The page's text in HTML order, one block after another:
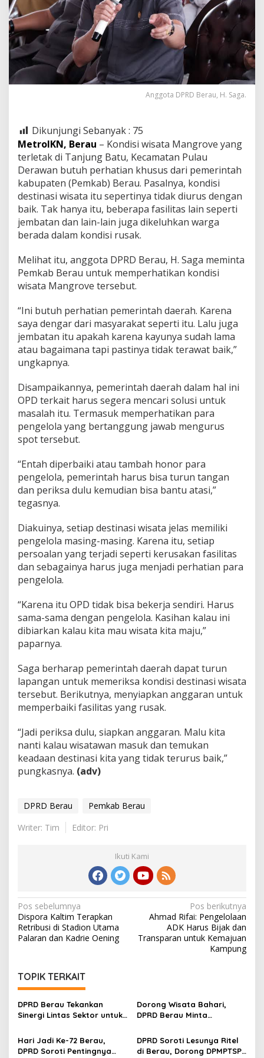
Anggota DPRD Berau, H. Saga.
Dikunjungi Sebanyak : 75
MetroIKN, Berau – Kondisi wisata Mangrove yang
terletak di Tanjung Batu, Kecamatan Pulau
Derawan butuh perhatian khusus dari pemerintah
kabupaten (Pemkab) Berau. Pasalnya, kondisi
destinasi wisata itu sepertinya tidak diurus dengan
baik. Tak hanya itu, beberapa fasilitas lain seperti
jembatan dan lain-lain juga dikeluhkan warga
berada dalam kondisi rusak.
Melihat itu, anggota DPRD Berau, H. Saga meminta
Pemkab Berau untuk memperhatikan kondisi
wisata Mangrove tersebut.
“Ini butuh perhatian pemerintah daerah. Karena
saya dengar dari masyarakat seperti itu. Lalu juga
jembatan itu apakah karena kayunya sudah lama
atau bagaimana tapi pastinya tidak terawat baik,”
ungkapnya.
Disampaikannya, pemerintah daerah dalam hal ini
OPD terkait harus segera mencari solusi untuk
masalah itu. Termasuk memperhatikan para
pengelola yang bertanggung jawab mengurus
spot tersebut.
“Entah diperbaiki atau tambah honor para
pengelola, pemerintah harus bisa turun tangan
dan periksa dulu kemudian bisa bantu atasi,”
tegasnya.
Diakuinya, setiap destinasi wisata jelas memiliki
pengelola masing-masing. Karena itu, setiap
persoalan yang terjadi seperti kerusakan fasilitas
dan sebagainya harus juga menjadi perhatian para
pengelola.
“Karena itu OPD tidak bisa bekerja sendiri. Harus
sama-sama dengan pengelola. Kasihan kalau ini
dibiarkan kalau kita mau wisata kita maju,”
paparnya.
Saga berharap pemerintah daerah dapat turun
lapangan untuk memeriksa kondisi destinasi wisata
tersebut. Berikutnya, menyiapkan anggaran untuk
memperbaiki fasilitas yang rusak.
“Jadi periksa dulu, siapkan anggaran. Malu kita
nanti kalau wisatawan masuk dan temukan
keadaan destinasi kita yang tidak terurus baik,”
pungkasnya. (adv)
DPRD Berau
Pemkab Berau
Writer: Tim
Editor: Pri
Ikuti Kami
Navigasi
pos
Pos sebelumnya
Dispora Kaltim Terapkan
Retribusi di Stadion Utama
Palaran dan Kadrie Oening
Pos berikutnya
Ahmad Rifai: Pengelolaan
ADK Harus Bijak dan
Transparan untuk Kemajuan
Kampung
TOPIK TERKAIT
DPRD Berau Tekankan
Sinergi Lintas Sektor untuk
Dorong Wisata Bahari,
DPRD Berau Minta
Dermaga Sanggam
Hari Jadi Ke-72 Berau,
DPRD Soroti Pentingnya
DPRD Soroti Lesunya Ritel
di Berau, Dorong DPMPTSP